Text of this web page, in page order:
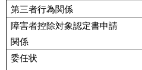
第三者行為関係
障害者控除対象認定書申請
関係
委任状